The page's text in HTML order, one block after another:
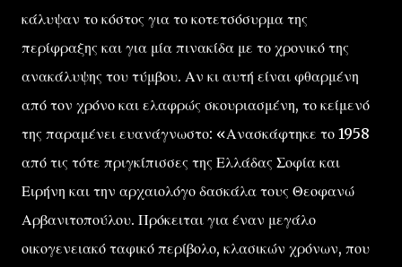
κάλυψαν το κόστος για το κοτετσόσυρμα της
περίφραξης και για μία πινακίδα με το χρονικό της
ανακάλυψης του τύμβου. Αν κι αυτή είναι φθαρμένη
από τον χρόνο και ελαφρώς σκουριασμένη, το κείμενό
της παραμένει ευανάγνωστο: «Ανασκάφτηκε το 1958
από τις τότε πριγκίπισσες της Ελλάδας Σοφία και
Ειρήνη και την αρχαιολόγο δασκάλα τους Θεοφανώ
Αρβανιτοπούλου. Πρόκειται για έναν μεγάλο
οικογενειακό ταφικό περίβολο, κλασικών χρόνων, που